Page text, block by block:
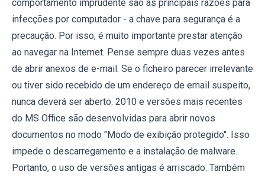
comportamento imprudente são as principais razões para
infecções por computador - a chave para segurança é a
precaução. Por isso, é muito importante prestar atenção
ao navegar na Internet. Pense sempre duas vezes antes
de abrir anexos de e-mail. Se o ficheiro parecer irrelevante
ou tiver sido recebido de um endereço de email suspeito,
nunca deverá ser aberto. 2010 e versões mais recentes
do MS Office são desenvolvidas para abrir novos
documentos no modo "Modo de exibição protegido". Isso
impede o descarregamento e a instalação de malware.
Portanto, o uso de versões antigas é arriscado. Também